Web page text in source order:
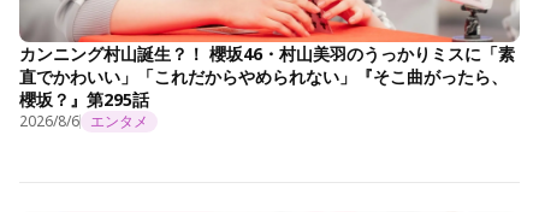
カンニング村山誕生？！ 櫻坂46・村山美羽のうっかりミスに「素
直でかわいい」「これだからやめられない」『そこ曲がったら、
櫻坂？』第295話
2026/8/6 エンタメ